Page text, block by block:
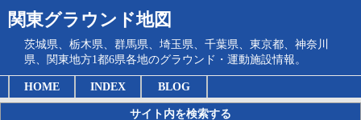
関東グラウンド地図
茨城県、栃木県、群馬県、埼玉県、千葉県、東京都、神奈川
県、関東地方1都6県各地のグラウンド・運動施設情報。
HOME INDEX BLOG
サイト内を検索する